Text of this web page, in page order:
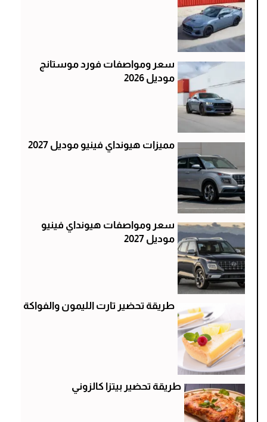
سعر ومواصفات فورد موستانج
موديل 2026
مميزات هيونداي فينيو موديل 2027
سعر ومواصفات هيونداي فينيو
موديل 2027
طريقة تحضير تارت الليمون والفواكة
طريقة تحضير بيتزا كالزوني